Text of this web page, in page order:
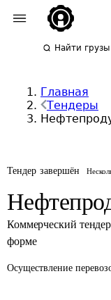
Найти грузы
Главная
Тендеры
Тендер завершён
Коммерческий тендер
форме
Осуществление